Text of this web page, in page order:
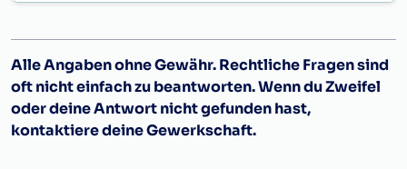
Alle Angaben ohne Gewähr. Rechtliche Fragen sind
oft nicht einfach zu beantworten. Wenn du Zweifel
oder deine Antwort nicht gefunden hast,
kontaktiere deine Gewerkschaft.